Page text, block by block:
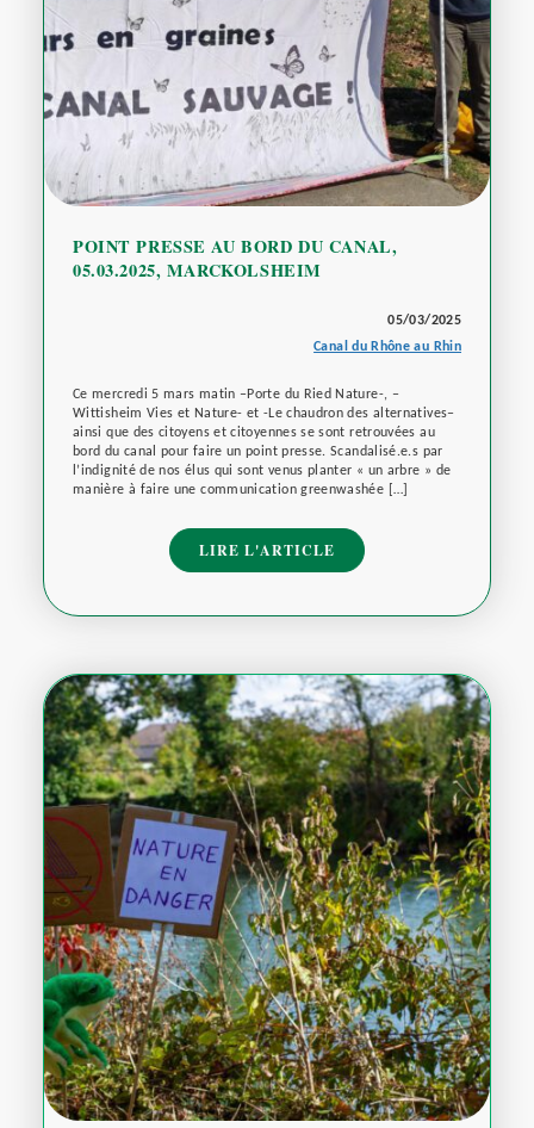
POINT PRESSE AU BORD DU CANAL,
05.03.2025, MARCKOLSHEIM
05/03/2025
Canal du Rhône au Rhin
Ce mercredi 5 mars matin –Porte du Ried Nature-, –
Wittisheim Vies et Nature- et -Le chaudron des alternatives–
ainsi que des citoyens et citoyennes se sont retrouvées au
bord du canal pour faire un point presse. Scandalisé.e.s par
l’indignité de nos élus qui sont venus planter « un arbre » de
manière à faire une communication greenwashée […]
LIRE L'ARTICLE